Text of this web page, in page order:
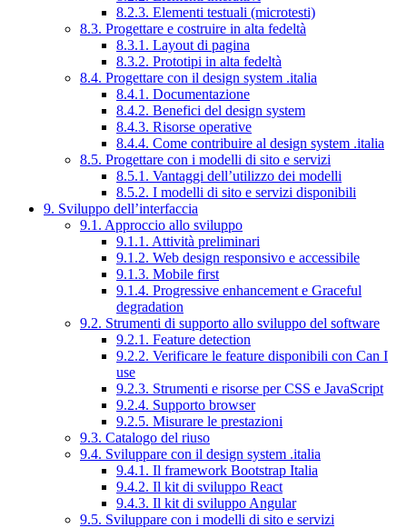
8.2.3. Elementi testuali (microtesti)
8.3. Progettare e costruire in alta fedeltà
8.3.1. Layout di pagina
8.3.2. Prototipi in alta fedeltà
8.4. Progettare con il design system .italia
8.4.1. Documentazione
8.4.2. Benefici del design system
8.4.3. Risorse operative
8.4.4. Come contribuire al design system .italia
8.5. Progettare con i modelli di sito e servizi
8.5.1. Vantaggi dell’utilizzo dei modelli
8.5.2. I modelli di sito e servizi disponibili
9. Sviluppo dell’interfaccia
9.1. Approccio allo sviluppo
9.1.1. Attività preliminari
9.1.2. Web design responsivo e accessibile
9.1.3. Mobile first
9.1.4. Progressive enhancement e Graceful
degradation
9.2. Strumenti di supporto allo sviluppo del software
9.2.1. Feature detection
9.2.2. Verificare le feature disponibili con Can I
use
9.2.3. Strumenti e risorse per CSS e JavaScript
9.2.4. Supporto browser
9.2.5. Misurare le prestazioni
9.3. Catalogo del riuso
9.4. Sviluppare con il design system .italia
9.4.1. Il framework Bootstrap Italia
9.4.2. Il kit di sviluppo React
9.4.3. Il kit di sviluppo Angular
9.5. Sviluppare con i modelli di sito e servizi